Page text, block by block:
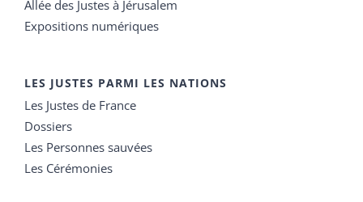
Allée des Justes à Jérusalem
Expositions numériques
LES JUSTES PARMI LES NATIONS
Les Justes de France
Dossiers
Les Personnes sauvées
Les Cérémonies